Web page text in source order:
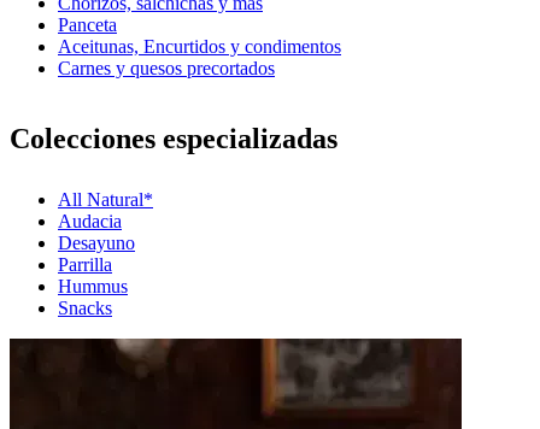
Panceta
Aceitunas, Encurtidos y condimentos
Carnes y quesos precortados
Colecciones especializadas
All Natural*
Audacia
Desayuno
Parrilla
Hummus
Snacks